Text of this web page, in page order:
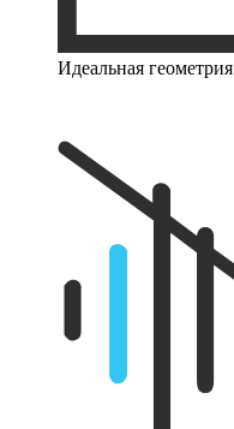
Идеальная геометрия